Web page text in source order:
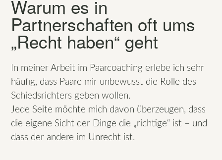
Warum es in
Partnerschaften oft ums
„Recht haben“ geht
In meiner Arbeit im Paarcoaching erlebe ich sehr
häufig, dass Paare mir unbewusst die Rolle des
Schiedsrichters geben wollen.
Jede Seite möchte mich davon überzeugen, dass
die eigene Sicht der Dinge die „richtige“ ist – und
dass der andere im Unrecht ist.